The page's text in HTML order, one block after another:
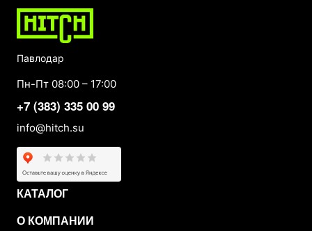
Павлодар
Пн-Пт 08:00 – 17:00
+7 (383) 335 00 99
info@hitch.su
КАТАЛОГ
О КОМПАНИИ